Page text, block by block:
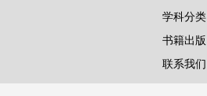
学科分类
书籍出版
联系我们